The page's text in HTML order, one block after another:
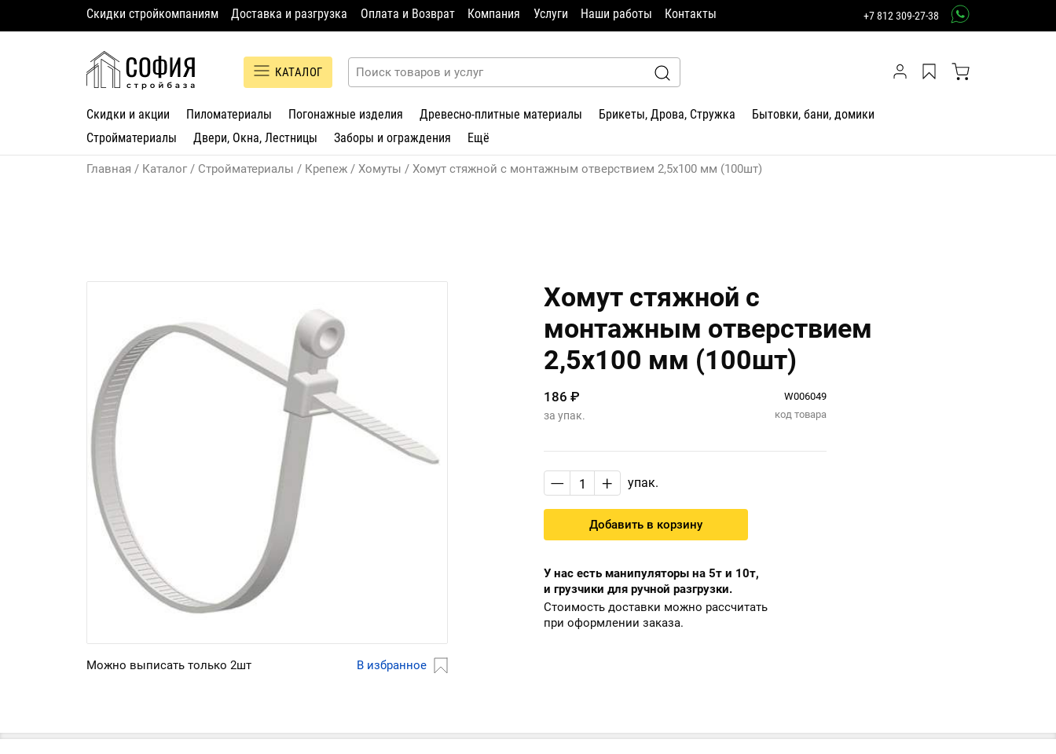
Скидки стройкомпаниям Доставка и разгрузка Оплата и Возврат Компания Услуги Наши работы Контакты +7 812 309-27-38
КАТАЛОГ
Скидки и акции Пиломатериалы Погонажные изделия Древесно-плитные материалы Брикеты, Дрова, Стружка
Бытовки, бани, домики
Стройматериалы
Двери, Окна, Лестницы Заборы и ограждения Ещё
Главная Каталог Стройматериалы Крепеж Хомуты Хомут стяжной с монтажным отверствием 2,5х100 мм (100шт)
Хомут стяжной с
монтажным отверствием
2,5х100 мм (100шт)
Можно выписать только 2шт В избранное
186 ₽ W006049
за упак. код товара
— + упак.
Добавить в корзину
У нас есть манипуляторы на 5т и 10т,
и грузчики для ручной разгрузки.
Стоимость доставки можно рассчитать
при оформлении заказа.